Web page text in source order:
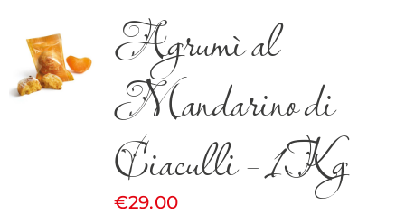
Agrumì al
Mandarino di
Ciaculli – 1Kg
€29.00